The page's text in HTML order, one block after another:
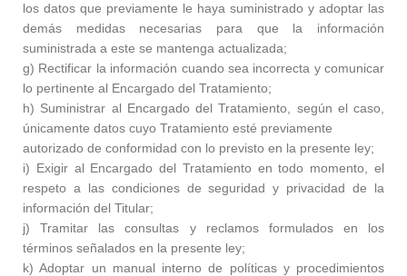
los datos que previamente le haya suministrado y adoptar las
demás medidas necesarias para que la información
suministrada a este se mantenga actualizada;
g) Rectificar la información cuando sea incorrecta y comunicar
lo pertinente al Encargado del Tratamiento;
h) Suministrar al Encargado del Tratamiento, según el caso,
únicamente datos cuyo Tratamiento esté previamente
autorizado de conformidad con lo previsto en la presente ley;
i) Exigir al Encargado del Tratamiento en todo momento, el
respeto a las condiciones de seguridad y privacidad de la
información del Titular;
j) Tramitar las consultas y reclamos formulados en los
términos señalados en la presente ley;
k) Adoptar un manual interno de políticas y procedimientos